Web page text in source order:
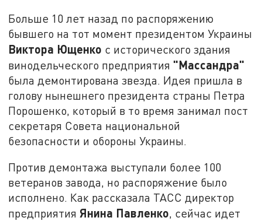
Больше 10 лет назад по распоряжению
бывшего на тот момент президентом Украины
Виктора Ющенко с исторического здания
винодельческого предприятия "Массандра"
была демонтирована звезда. Идея пришла в
голову нынешнего президента страны Петра
Порошенко, который в то время занимал пост
секретаря Совета национальной
безопасности и обороны Украины.
Против демонтажа выступали более 100
ветеранов завода, но распоряжение было
исполнено. Как рассказала ТАСС директор
предприятия Янина Павленко, сейчас идет